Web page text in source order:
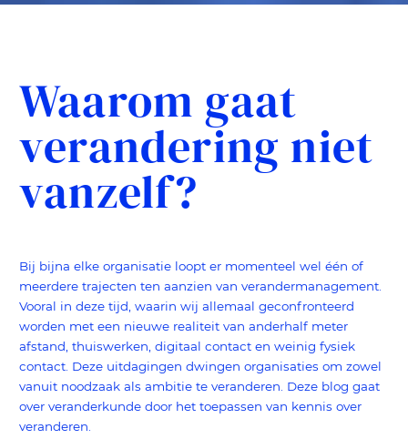
Waarom gaat
verandering niet
vanzelf?
Bij bijna elke organisatie loopt er momenteel wel één of
meerdere trajecten ten aanzien van verandermanagement.
Vooral in deze tijd, waarin wij allemaal geconfronteerd
worden met een nieuwe realiteit van anderhalf meter
afstand, thuiswerken, digitaal contact en weinig fysiek
contact. Deze uitdagingen dwingen organisaties om zowel
vanuit noodzaak als ambitie te veranderen. Deze blog gaat
over veranderkunde door het toepassen van kennis over
veranderen.